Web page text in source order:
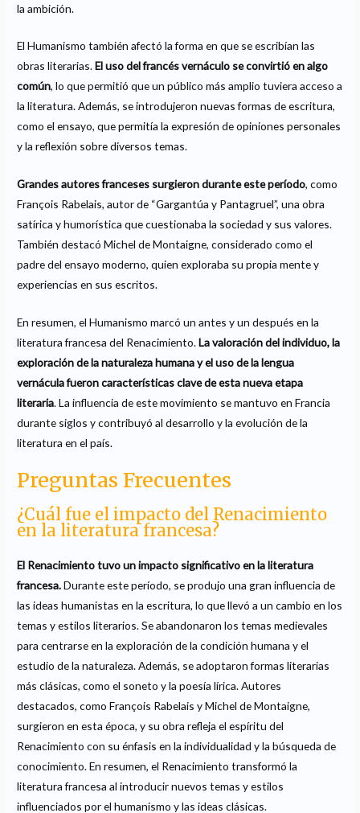
la ambición.
El Humanismo también afectó la forma en que se escribían las
obras literarias.El uso del francés vernáculo se convirtió en algo
común, lo que permitió que un público más amplio tuviera acceso a
la literatura. Además, se introdujeron nuevas formas de escritura,
como el ensayo, que permitía la expresión de opiniones personales
y la reflexión sobre diversos temas.
Grandes autores franceses surgieron durante este período, como
François Rabelais, autor de “Gargantúa y Pantagruel”, una obra
satírica y humorística que cuestionaba la sociedad y sus valores.
También destacó Michel de Montaigne, considerado como el
padre del ensayo moderno, quien exploraba su propia mente y
experiencias en sus escritos.
En resumen, el Humanismo marcó un antes y un después en la
literatura francesa del Renacimiento.La valoración del individuo, la
exploración de la naturaleza humana y el uso de la lengua
vernácula fueron características clave de esta nueva etapa
literaria. La influencia de este movimiento se mantuvo en Francia
durante siglos y contribuyó al desarrollo y la evolución de la
literatura en el país.
Preguntas Frecuentes
¿Cuál fue el impacto del Renacimiento
en la literatura francesa?
El Renacimiento tuvo un impacto significativo en la literatura
francesa.Durante este período, se produjo una gran influencia de
las ideas humanistas en la escritura, lo que llevó a un cambio en los
temas y estilos literarios. Se abandonaron los temas medievales
para centrarse en la exploración de la condición humana y el
estudio de la naturaleza. Además, se adoptaron formas literarias
más clásicas, como el soneto y la poesía lírica. Autores
destacados, como François Rabelais y Michel de Montaigne,
surgieron en esta época, y su obra refleja el espíritu del
Renacimiento con su énfasis en la individualidad y la búsqueda de
conocimiento. En resumen, el Renacimiento transformó la
literatura francesa al introducir nuevos temas y estilos
influenciados por el humanismo y las ideas clásicas.